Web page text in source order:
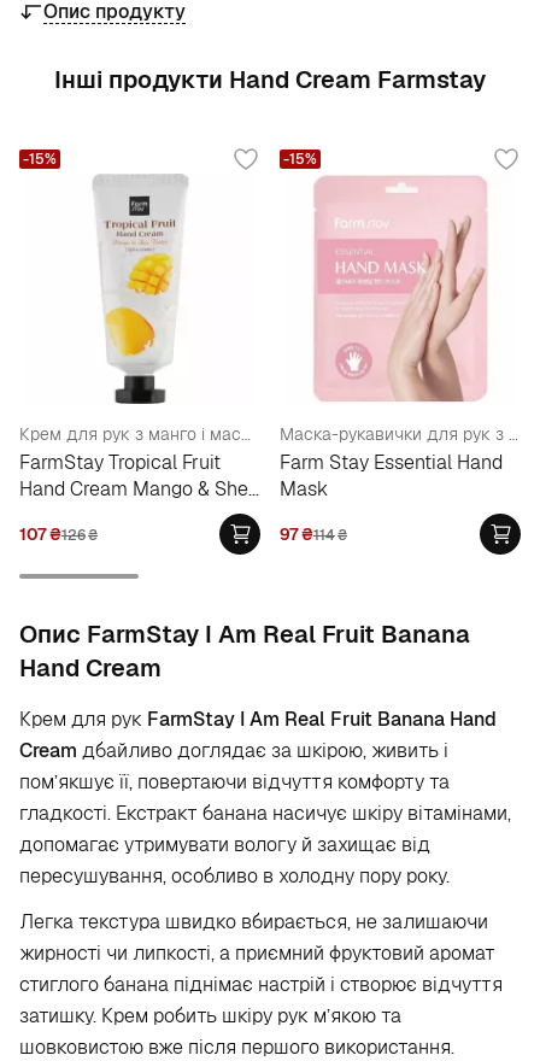
Опис продукту
Інші продукти Hand Cream Farmstay
Крем для рук з манго і маслом ши
FarmStay Tropical Fruit
Hand Cream Mango & Shea
107₴126₴
-15%
Маска-рукавички для рук з гіалуроновою кислотою та медом
Farm Stay Essential Hand
Mask
97₴114₴
-15%
Опис FarmStay I Am Real Fruit Banana
Hand Cream
Крем для рук FarmStay I Am Real Fruit Banana Hand
Cream дбайливо доглядає за шкірою, живить і
пом’якшує її, повертаючи відчуття комфорту та
гладкості. Екстракт банана насичує шкіру вітамінами,
допомагає утримувати вологу й захищає від
пересушування, особливо в холодну пору року.
Легка текстура швидко вбирається, не залишаючи
жирності чи липкості, а приємний фруктовий аромат
стиглого банана піднімає настрій і створює відчуття
затишку. Крем робить шкіру рук м’якою та
шовковистою вже після першого використання.